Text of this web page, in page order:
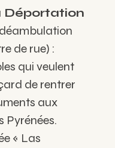
Déportation
de rue) :
qui veulent
de rentrer
aux
Pyrénées.
« Las